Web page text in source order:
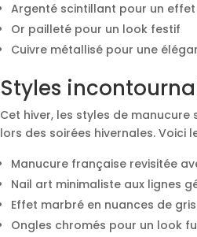
Argenté scintillant pour un
Or pailleté pour un look festif
Cuivre métallisé pour une
Styles
Cet hiver, les styles de
lors des soirées hivernales. Voici
Manucure française revisitée
Nail art minimaliste aux lignes
Effet marbré en nuances de gris
Ongles chromés pour un look